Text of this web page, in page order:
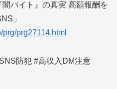
バイト』の真実 高額報酬を
」
prg27114.html
防犯 #高収入DM注意